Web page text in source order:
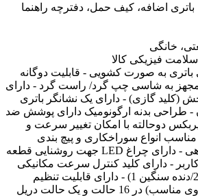
اضافه، کیف حمل، دفترچه راهنما
خانگی
فیزیکی کالا
به صورت کشویی - قابلیت دوگانه
مجهز به شاسی چپ گرد/ راست گرد - دارای
گازی) - دارای یک نشانگر باتری
- طراحی بدنه ارگونومیک دارای پوشش ضد
دوحالته با امکان تغییر سرعت و
انواع سوراخکاری و پیچ بندی
خانگی، عمومی و کارگاهی - دارای چراغ LED جهت روشنایی قطعه
- دارای کلید کنترل سرعت مکانیکی
در گیربکس (دنده سبک 2/دنده سنگین 1) - دارای قابلیت تنظیم
حالت و یک حالت دریل